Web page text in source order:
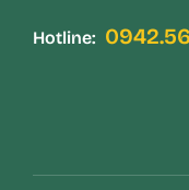
Hotline: